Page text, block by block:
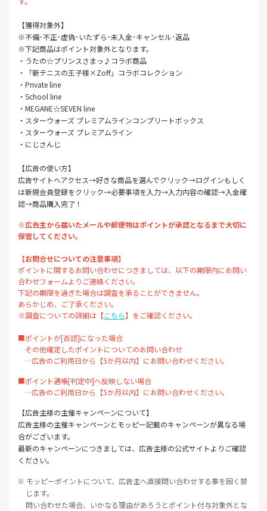
【獲得対象外】
※不備･不正･虚偽･いたずら･未入金･キャンセル･返品
※下記商品はポイント対象外となります。
・うたの☆プリンスさまっ♪コラボ商品
・「新テニスの王子様×Zoff」コラボコレクション
・Private line
・School line
・MEGANE☆SEVEN line
・スターウォーズ プレミアムラインコンプリートボックス
・スターウォーズ プレミアムライン
・にじさんじ
【広告の使い方】
広告サイトへアクセス→好きな商品を選んでクリック→ログインもしく
は新規会員登録をクリック→必要事項を入力→入力内容の確認→入金確
認→商品購入完了！
※広告主から届いたメールや郵便物はポイントが承認となるまで大切に
保管してください。
【お問合せについての注意事項】
ポイントに関するお問い合わせにつきましては、以下の期限内にお問い
合わせフォームよりご連絡ください。
下記の期限を過ぎた場合は調査を承ることができません。
あらかじめ、ご了承ください。
※調査についての詳細は【こちら】をご確認ください。
■ポイントが[否認]になった場合
その他確定したポイントについてのお問い合わせ
…広告のご利用日から【5か月以内】にお問い合わせください。
■ポイント通帳[判定中]へ反映しない場合
…広告のご利用日から【5か月以内】にお問い合わせください。
【広告主様の主催キャンペーンについて】
広告主様の主催キャンペーンとモッピー記載のキャンペーンが異なる場
合がございます。
最新のキャンペーンにつきましては、広告主様の公式サイトよりご確認
ください。
※ モッピーポイントについて、広告主へ直接問い合わせする事を固く禁
じます。
問い合わせた場合、いかなる理由があろうとポイント付与対象外とな